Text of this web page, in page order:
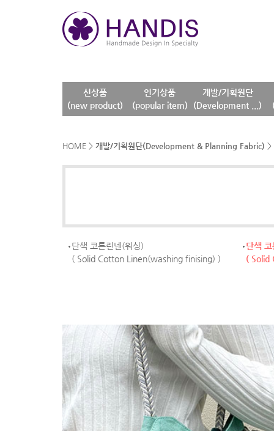
신상품
(new product)
인기상품
(popular item)
개발/기획원단
(Development ...)
HOME > 개발/기획원단(Development & Planning Fabric) >
단색 코튼린넨(워싱)
( Solid Cotton Linen(washing finising) )
단색
( Solid